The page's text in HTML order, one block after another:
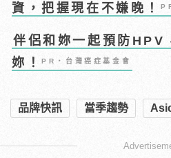
資，把握現在不嫌晚！
伴侶和妳一起預防HPV
妳！PR・台灣癌症基金會
品牌快訊 當季趨勢